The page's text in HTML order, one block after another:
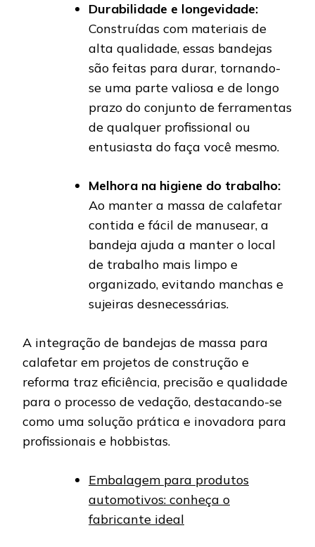
Durabilidade e longevidade:
Construídas com materiais de
alta qualidade, essas bandejas
são feitas para durar, tornando-
se uma parte valiosa e de longo
prazo do conjunto de ferramentas
de qualquer profissional ou
entusiasta do faça você mesmo.
Melhora na higiene do trabalho:
Ao manter a massa de calafetar
contida e fácil de manusear, a
bandeja ajuda a manter o local
de trabalho mais limpo e
organizado, evitando manchas e
sujeiras desnecessárias.
A integração de bandejas de massa para
calafetar em projetos de construção e
reforma traz eficiência, precisão e qualidade
para o processo de vedação, destacando-se
como uma solução prática e inovadora para
profissionais e hobbistas.
Embalagem para produtos
automotivos: conheça o
fabricante ideal